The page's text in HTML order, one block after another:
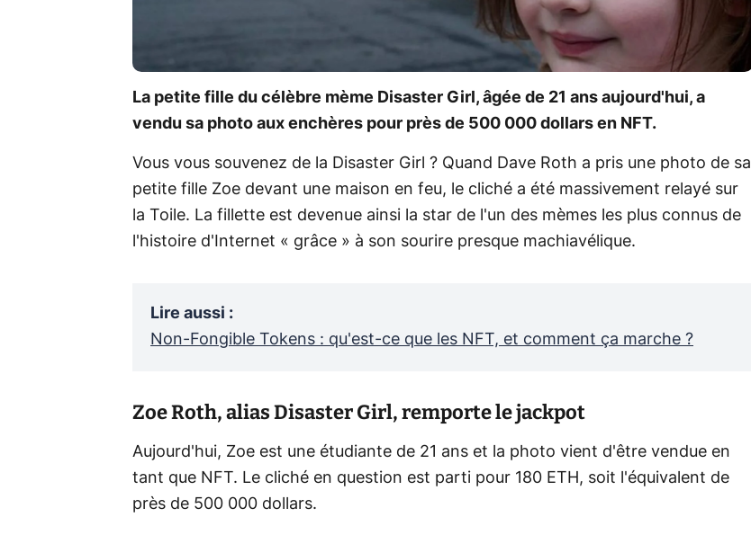
La petite fille du célèbre mème Disaster Girl, âgée de 21 ans aujourd'hui, a
vendu sa photo aux enchères pour près de 500 000 dollars en NFT.
Vous vous souvenez de la Disaster Girl ? Quand Dave Roth a pris une photo de sa
petite fille Zoe devant une maison en feu, le cliché a été massivement relayé sur
la Toile. La fillette est devenue ainsi la star de l'un des mèmes les plus connus de
l'histoire d'Internet « grâce » à son sourire presque machiavélique.
Lire aussi :
Non-Fongible Tokens : qu'est-ce que les NFT, et comment ça marche ?
Zoe Roth, alias Disaster Girl, remporte le jackpot
Aujourd'hui, Zoe est une étudiante de 21 ans et la photo vient d'être vendue en
tant que NFT. Le cliché en question est parti pour 180 ETH, soit l'équivalent de
près de 500 000 dollars.